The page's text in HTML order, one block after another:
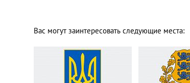
Вас могут заинтересовать следующие места: